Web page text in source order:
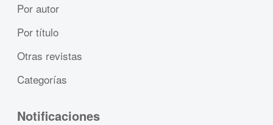
Por autor
Por título
Otras revistas
Categorías
Notificaciones